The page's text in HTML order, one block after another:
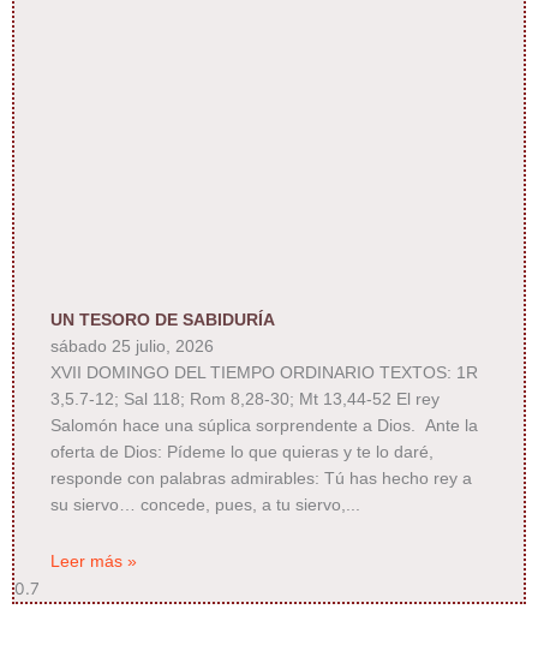
UN TESORO DE SABIDURÍA
sábado 25 julio, 2026
XVII DOMINGO DEL TIEMPO ORDINARIO TEXTOS: 1R
3,5.7-12; Sal 118; Rom 8,28-30; Mt 13,44-52 El rey
Salomón hace una súplica sorprendente a Dios. Ante la
oferta de Dios: Pídeme lo que quieras y te lo daré,
responde con palabras admirables: Tú has hecho rey a
su siervo… concede, pues, a tu siervo,
Leer más »